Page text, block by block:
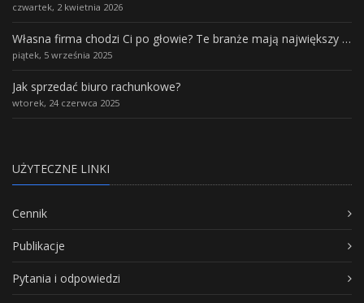
czwartek, 2 kwietnia 2026
Własna firma chodzi Ci po głowie? Te branże mają największy potencjał rozwoju
piątek, 5 września 2025
Jak sprzedać biuro rachunkowe?
wtorek, 24 czerwca 2025
UŻYTECZNE LINKI
Cennik
Publikacje
Pytania i odpowiedzi